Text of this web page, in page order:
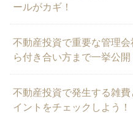
ールがカギ！
不動産投資で重要な管理
ら付き合い方まで一挙公開
不動産投資で発生する雑
イントをチェックしよう！